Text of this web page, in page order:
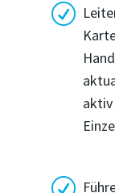
R
aktiv
R